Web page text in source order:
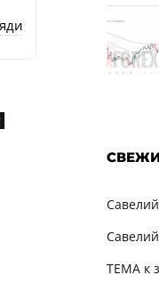
работа трейдера
Савелий
Савелий
TEMAк